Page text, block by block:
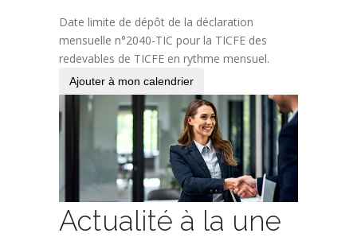
Date limite de dépôt de la déclaration
mensuelle n°2040-TIC pour la TICFE des
redevables de TICFE en rythme mensuel.
Ajouter à mon calendrier
Actualité à la une